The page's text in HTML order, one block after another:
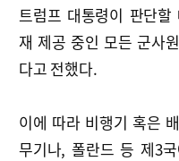
트럼프 대통령이 판단할
재 제공 중인 모든 군사
다고 전했다.
이에 따라 비행기 혹은
무기나, 폴란드 등 제3